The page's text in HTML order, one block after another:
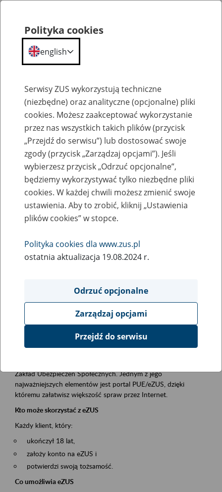
Szkolenia
Zaproś ZUS do siebie - zakładanie profili
eZUS w siedzibie Twojej firmy
Rodzaj wydarzenia
Szkolenia
obsługa klientów
Event description
Platforma Usług Elektronicznych ZUS eZUS
Zakład Ubezpieczeń Społecznych. Jednym z jego
najważniejszych elementów jest portal PUE/eZUS, dzięki
któremu załatwisz większość spraw przez Internet.
Kto może skorzystać z eZUS
Każdy klient, który:
ukończył 18 lat,
założy konto na eZUS i
potwierdzi swoją tożsamość.
Co umożliwia eZUS
Polityka cookies
english
Serwisy ZUS wykorzystują techniczne
(niezbędne) oraz analityczne (opcjonalne) pliki
cookies. Możesz zaakceptować wykorzystanie
przez nas wszystkich takich plików (przycisk
„Przejdź do serwisu”) lub dostosować swoje
zgody (przycisk „Zarządzaj opcjami”). Jeśli
wybierzesz przycisk „Odrzuć opcjonalne”,
będziemy wykorzystywać tylko niezbędne pliki
cookies. W każdej chwili możesz zmienić swoje
ustawienia. Aby to zrobić, kliknij „Ustawienia
plików cookies” w stopce.
Polityka cookies dla www.zus.pl
ostatnia aktualizacja 19.08.2024 r.
Odrzuć opcjonalne
Zarządzaj opcjami
Przejdź do serwisu